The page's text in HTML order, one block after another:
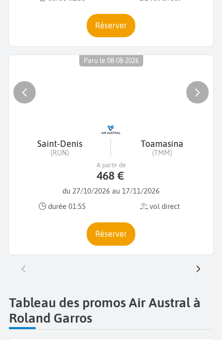
Réserver
Paru le 08-08-2026
Saint-Denis
(RUN)
Toamasina
(TMM)
du 27/10/2026 au 17/11/2026
durée 01:55
vol direct
A partir de
468 €
Réserver
Tableau des promos Air Austral à
Roland Garros